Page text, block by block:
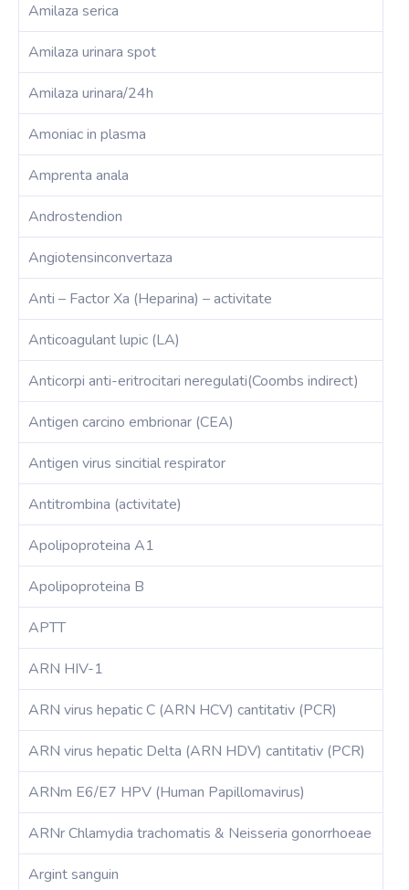
Amilaza serica
Amilaza urinara spot
Amilaza urinara/24h
Amoniac in plasma
Amprenta anala
Androstendion
Angiotensinconvertaza
Anti – Factor Xa (Heparina) – activitate
Anticoagulant lupic (LA)
Anticorpi anti-eritrocitari neregulati(Coombs indirect)
Antigen carcino embrionar (CEA)
Antigen virus sincitial respirator
Antitrombina (activitate)
Apolipoproteina A1
Apolipoproteina B
APTT
ARN HIV-1
ARN virus hepatic C (ARN HCV) cantitativ (PCR)
ARN virus hepatic Delta (ARN HDV) cantitativ (PCR)
ARNm E6/E7 HPV (Human Papillomavirus)
ARNr Chlamydia trachomatis & Neisseria gonorrhoeae
Argint sanguin